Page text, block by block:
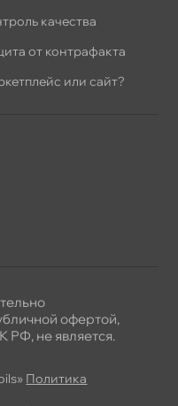
качества
от контрафакта
или сайт?
Политика
офертой,
РФ, не является.